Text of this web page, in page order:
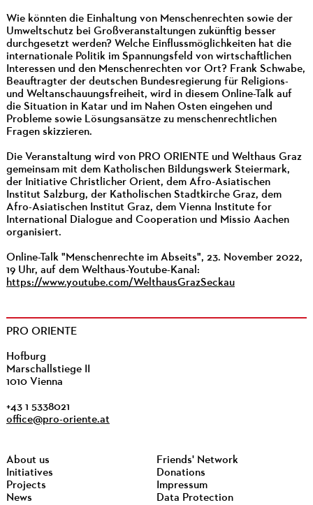
Wie könnten die Einhaltung von Menschenrechten sowie der
Umweltschutz bei Großveranstaltungen zukünftig besser
durchgesetzt werden? Welche Einflussmöglichkeiten hat die
internationale Politik im Spannungsfeld von wirtschaftlichen
Interessen und den Menschenrechten vor Ort? Frank Schwabe,
Beauftragter der deutschen Bundesregierung für Religions-
und Weltanschauungsfreiheit, wird in diesem Online-Talk auf
die Situation in Katar und im Nahen Osten eingehen und
Probleme sowie Lösungsansätze zu menschenrechtlichen
Fragen skizzieren.
Die Veranstaltung wird von PRO ORIENTE und Welthaus Graz
gemeinsam mit dem Katholischen Bildungswerk Steiermark,
der Initiative Christlicher Orient, dem Afro-Asiatischen
Institut Salzburg, der Katholischen Stadtkirche Graz, dem
Afro-Asiatischen Institut Graz, dem Vienna Institute for
International Dialogue and Cooperation und Missio Aachen
organisiert.
Online-Talk "Menschenrechte im Abseits", 23. November 2022,
19 Uhr, auf dem Welthaus-Youtube-Kanal:
https://www.youtube.com/WelthausGrazSeckau
PRO ORIENTE
Hofburg
Marschallstiege II
1010 Vienna
+43 1 5338021
office@pro-oriente.at
About us
Initiatives
Projects
News
Friends' Network
Donations
Impressum
Data Protection